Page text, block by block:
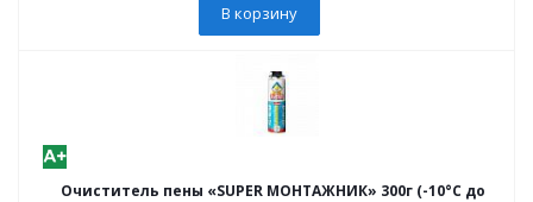
В корзину
Очиститель пены «SUPER МОНТАЖНИК» 300г (-10°C до